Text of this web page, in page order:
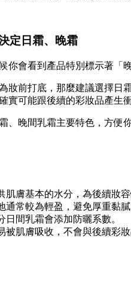
定日霜、晚霜
你會看到產品特別標示著「
妝前打底，那麼建議選擇日
實可能跟後續的彩妝品產生
、晚間乳霜主要特色，方便
肌膚基本的水分，為後續妝
通常較為輕盈，避免厚重黏
日間乳霜會添加防曬系數。
被肌膚吸收，不會與後續彩